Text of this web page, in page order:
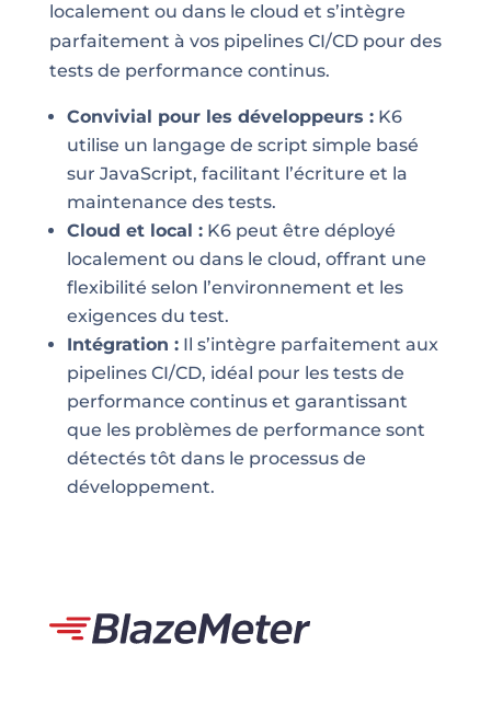
localement ou dans le cloud et s’intègre
parfaitement à vos pipelines CI/CD pour des
tests de performance continus.
Convivial pour les développeurs :K6
utilise un langage de script simple basé
sur JavaScript, facilitant l’écriture et la
maintenance des tests.
Cloud et local :K6 peut être déployé
localement ou dans le cloud, offrant une
flexibilité selon l’environnement et les
exigences du test.
Intégration :Il s’intègre parfaitement aux
pipelines CI/CD, idéal pour les tests de
performance continus et garantissant
que les problèmes de performance sont
détectés tôt dans le processus de
développement.